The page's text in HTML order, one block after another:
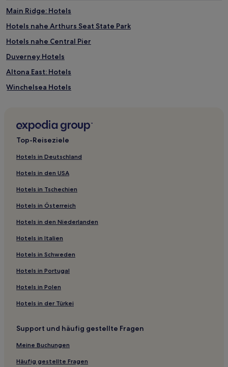
Main Ridge: Hotels
Hotels nahe Arthurs Seat State Park
Hotels nahe Central Pier
Duverney Hotels
Altona East: Hotels
Winchelsea Hotels
Laverton: Hotels
Brighton: Hotels
Hotels nahe St Kilda Pier
Saint Kilda South: Hotels
Hotels nahe Water World
Hotels nahe Main Ridge Winery
Hotels nahe Station Frankston
Greater Geelong City: Hotels
Hotels nahe St Kilda Beach
Altona Meadows: Hotels
Sorrento: Hotels
Laverton North: Hotels
Weering Hotels
Top-Reiseziele
Hotels in Deutschland
Hotels in den USA
Hotels in Tschechien
Hotels in Österreich
Hotels in den Niederlanden
Hotels in Italien
Hotels in Schweden
Hotels in Portugal
Hotels in Polen
Hotels in der Türkei
Support und häufig gestellte Fragen
Meine Buchungen
Häufig gestellte Fragen